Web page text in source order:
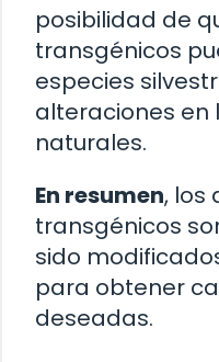
posibilidad de
transgénicos
especies
alteraciones en
naturales.
En resumen, los
transgénicos
sido
para obtener
deseadas.